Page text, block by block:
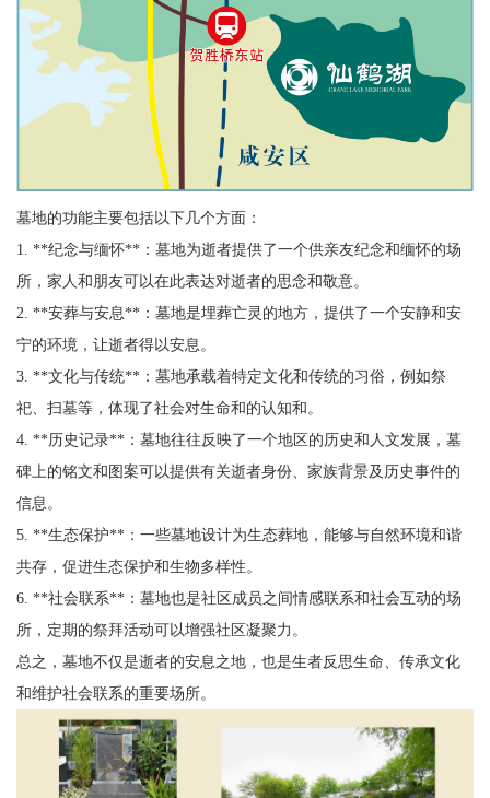
墓地的功能主要包括以下几个方面：
1. **纪念与缅怀**：墓地为逝者提供了一个供亲友纪念和缅怀的场
所，家人和朋友可以在此表达对逝者的思念和敬意。
2. **安葬与安息**：墓地是埋葬亡灵的地方，提供了一个安静和安
宁的环境，让逝者得以安息。
3. **文化与传统**：墓地承载着特定文化和传统的习俗，例如祭
祀、扫墓等，体现了社会对生命和的认知和。
4. **历史记录**：墓地往往反映了一个地区的历史和人文发展，墓
碑上的铭文和图案可以提供有关逝者身份、家族背景及历史事件的
信息。
5. **生态保护**：一些墓地设计为生态葬地，能够与自然环境和谐
共存，促进生态保护和生物多样性。
6. **社会联系**：墓地也是社区成员之间情感联系和社会互动的场
所，定期的祭拜活动可以增强社区凝聚力。
总之，墓地不仅是逝者的安息之地，也是生者反思生命、传承文化
和维护社会联系的重要场所。